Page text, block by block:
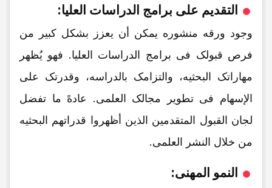
التقدیم على برامج الدراسات العلیا:
وجود ورقه منشوره یمکن أن یعزز بشکل کبیر من
فرص قبولک فی برامج الدراسات العلیا. فهو یُظهر
مهاراتک البحثیه، والتزامک بالدراسه، وقدرتک على
الإسهام فی تطویر مجالک العلمی. عادهً ما تفضل
لجان القبول المتقدمین الذین أظهروا قدراتهم البحثیه
من خلال النشر العلمی.
النمو المهنی: